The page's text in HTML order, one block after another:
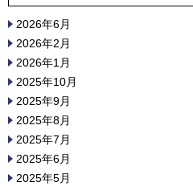
2026年6月
2026年2月
2026年1月
2025年10月
2025年9月
2025年8月
2025年7月
2025年6月
2025年5月